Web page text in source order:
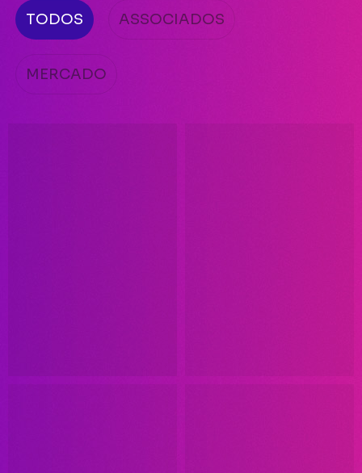
TODOS ASSOCIADOS
MERCADO